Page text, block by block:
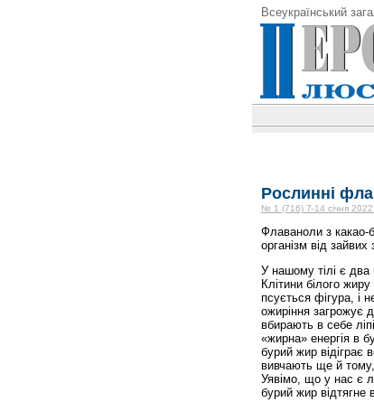
Всеукраїнський
Рослинні
№ 1 (716) 7-14 січня 2022
Флаваноли з какао-
організм від зайвих
У нашому тілі є два
Клітини білого
псується фігура, і
ожиріння загрожує
вбирають в себе
«жирна» енергія в
бурий жир відіграє
вивчають ще й тому,
Уявімо, що у нас є
бурий жир відтягне